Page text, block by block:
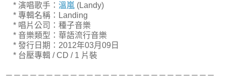
* 演唱歌手： 溫嵐 (Landy)
* 專輯名稱：Landing
* 唱片公司：種子音樂
* 音樂類型：華語流行音樂
* 發行日期：2012年03月09日
* 台壓專輯 / CD / 1 片裝
－－－－－－－－－－－－－－－－－－－－－－－－－－